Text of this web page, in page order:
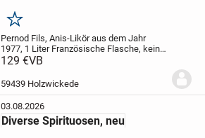
Merken
Pernod Fils, Anis-Likör aus dem Jahr
1977, 1 Liter Französische Flasche, kein
deutscher Importeur
zusätzlichen Text: "Exempl de droits,
Réservé...
129 €VB
59439 Holzwickede
03.08.2026
Diverse Spirituosen, neu